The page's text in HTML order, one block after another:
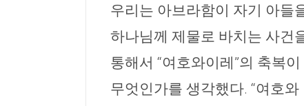
우리는 아브라함이 자기 아들
하나님께 제물로 바치는 사건
통해서 “여호와이레”의 축복이
무엇인가를 생각했다. “여호와